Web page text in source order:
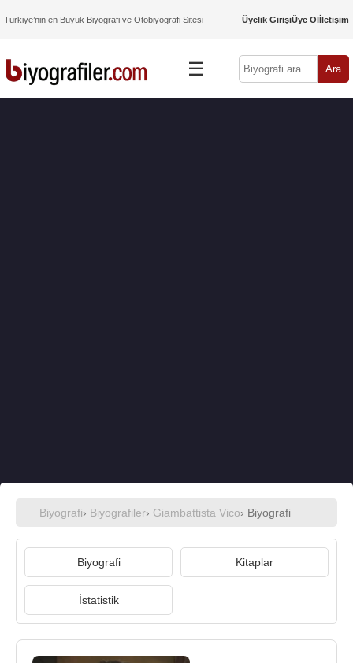
Türkiye’nin en Büyük Biyografi ve Otobiyografi Sitesi Üyelik GirişiÜye Olİletişim
☰ Ara
Biyografi› Biyografiler› Giambattista Vico› Biyografi
Biyografi Kitaplar
İstatistik